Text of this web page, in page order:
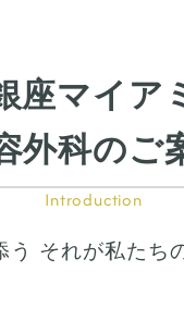
座マイア
外科のご
Introduction
う それが私たち